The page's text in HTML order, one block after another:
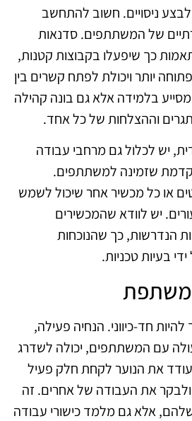
ניסויים. חשוב להתחשב
של המשתתפים. סדנאות
כך שיפעלו בקבוצות קטנות,
יותר ויכולת לפתח קשרים בין
בלמידה אלא גם בונה קהילה
וההצלחות של כל אחד.
יש לכלול גם מרחבי עבודה
שזמינה למשתתפים.
או כל מכשיר אחר שיכול לשמש
יש לוודא שהמכשירים
הנדרשות, כך שהנוכחות
בעיות טכניות.
חד-כיווני. הנחיה פעילה,
עם המשתתפים, יכולה לשדרג
את הנוער לקחת חלק פעיל
ולבקר את העבודה של אחרים. זה
אלא גם מלמד כישורי עבודה